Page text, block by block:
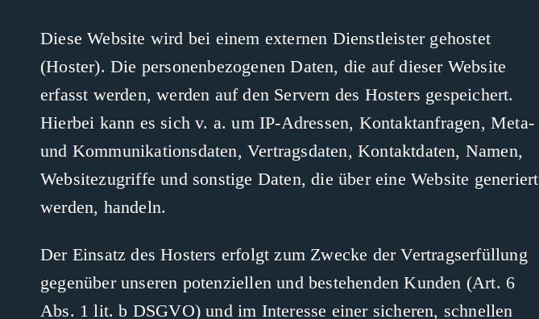
Diese Website wird bei einem externen Dienstleister gehostet
(Hoster). Die personenbezogenen Daten, die auf dieser Website
erfasst werden, werden auf den Servern des Hosters gespeichert.
Hierbei kann es sich v. a. um IP-Adressen, Kontaktanfragen, Meta-
und Kommunikationsdaten, Vertragsdaten, Kontaktdaten, Namen,
Websitezugriffe und sonstige Daten, die über eine Website generiert
werden, handeln.
Der Einsatz des Hosters erfolgt zum Zwecke der Vertragserfüllung
gegenüber unseren potenziellen und bestehenden Kunden (Art. 6
Abs. 1 lit. b DSGVO) und im Interesse einer sicheren, schnellen